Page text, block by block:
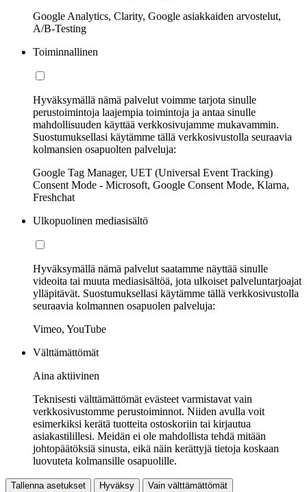
Google Analytics, Clarity, Google asiakkaiden arvostelut,
A/B-Testing
Toiminnallinen
Hyväksymällä nämä palvelut voimme tarjota sinulle
perustoimintoja laajempia toimintoja ja antaa sinulle
mahdollisuuden käyttää verkkosivujamme mukavammin.
Suostumuksellasi käytämme tällä verkkosivustolla seuraavia
kolmansien osapuolten palveluja:
Google Tag Manager, UET (Universal Event Tracking)
Consent Mode - Microsoft, Google Consent Mode, Klarna,
Freshchat
Ulkopuolinen mediasisältö
Hyväksymällä nämä palvelut saatamme näyttää sinulle
videoita tai muuta mediasisältöä, jota ulkoiset palveluntarjoajat
ylläpitävät. Suostumuksellasi käytämme tällä verkkosivustolla
seuraavia kolmannen osapuolen palveluja:
Vimeo, YouTube
Välttämättömät
Aina aktiivinen
Teknisesti välttämättömät evästeet varmistavat vain
verkkosivustomme perustoiminnot. Niiden avulla voit
esimerkiksi kerätä tuotteita ostoskoriin tai kirjautua
asiakastilillesi. Meidän ei ole mahdollista tehdä mitään
johtopäätöksiä sinusta, eikä näin kerättyjä tietoja koskaan
luovuteta kolmansille osapuolille.
Tallenna asetukset Hyväksy Vain välttämättömät